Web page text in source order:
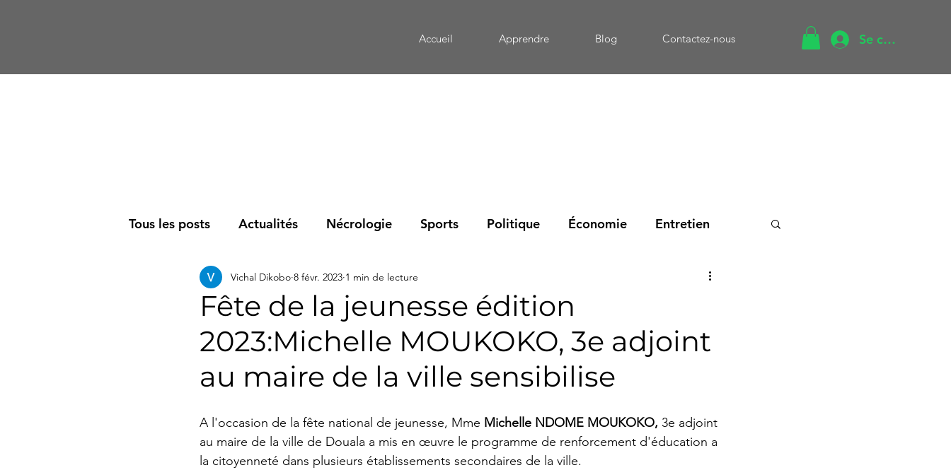
Accueil Apprendre Blog Contactez-nous Se connecter
Tous les posts Actualités Nécrologie Sports Politique Économie Entretien
Société Podcast Reportage Mémoire
Environnement Transports Énergie Religion Entrevue Patrimoine Portrait
Catégorie sans titre Événement
Fête de la jeunesse édition
2023:Michelle MOUKOKO, 3e adjoint
au maire de la ville sensibilise
Vichal Dikobo 8 févr. 2023 1 min de lecture
A l'occasion de la fête national de jeunesse, Mme Michelle NDOME MOUKOKO, 3e adjoint
au maire de la ville de Douala a mis en œuvre le programme de renforcement d'éducation a
la citoyenneté dans plusieurs établissements secondaires de la ville.